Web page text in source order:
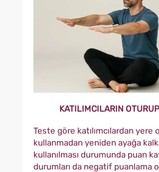
KATILIMCILARIN
Teste göre katılımcılardan
kullanmadan yeniden ayağa
kullanılması durumunda puan
durumları da negatif puanlama